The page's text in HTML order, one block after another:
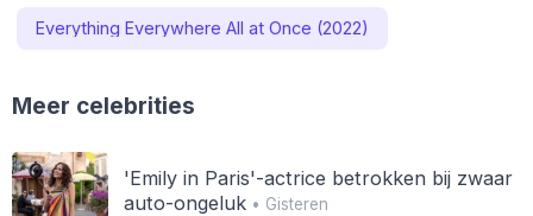
Everything Everywhere All at Once (2022)
Meer celebrities
'Emily in Paris'-actrice betrokken bij zwaar
auto-ongeluk• Gisteren